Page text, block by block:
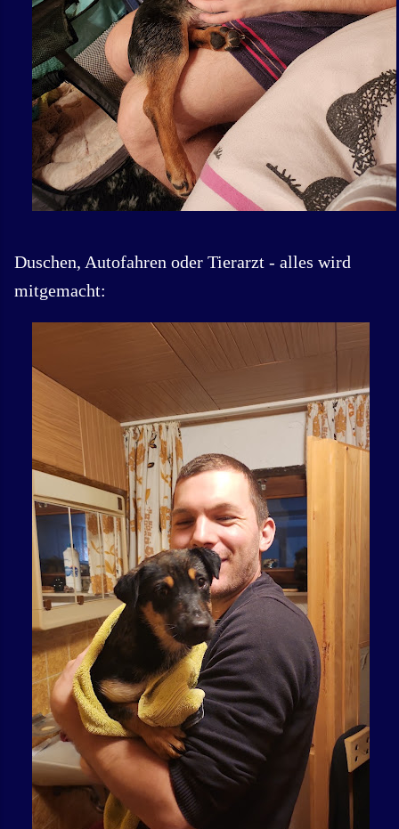
Duschen, Autofahren oder Tierarzt - alles wird
mitgemacht: